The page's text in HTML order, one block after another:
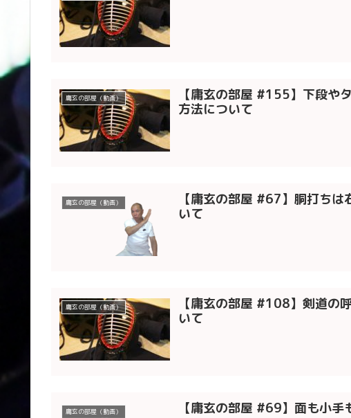
庸玄の部屋（動画）
【庸玄の部屋 #155】下段や
方法について
庸玄の部屋（動画）
【庸玄の部屋 #67】胴打ち
いて
庸玄の部屋（動画）
【庸玄の部屋 #108】剣道の
いて
庸玄の部屋（動画） 【庸玄の部屋 #69】面も小